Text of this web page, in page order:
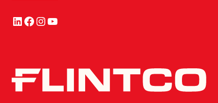
링크드인
페이스북
인스타그램
유튜브